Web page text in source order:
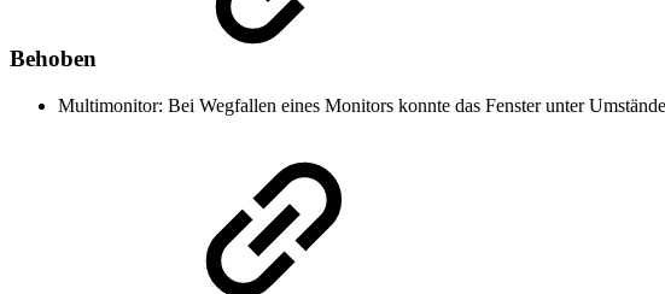
Behoben
Multimonitor: Bei Wegfallen eines Monitors konnte das Fenster unter